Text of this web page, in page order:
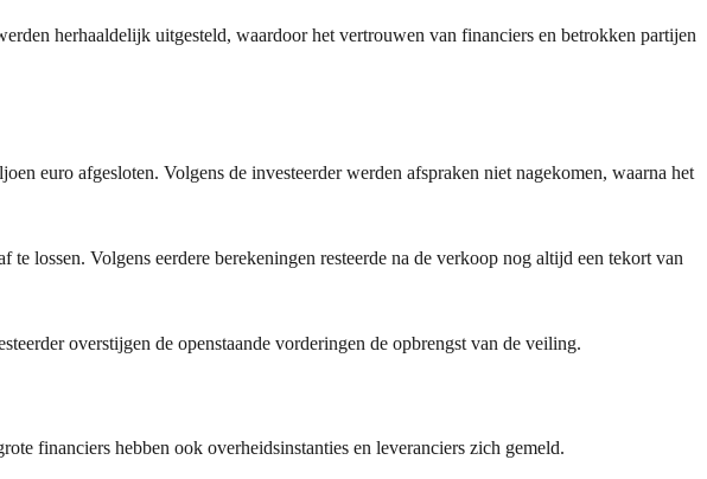
herhaaldelijk uitgesteld, waardoor het vertrouwen van financiers en betrokken partijen
euro afgesloten. Volgens de investeerder werden afspraken niet nagekomen, waarna het
lossen. Volgens eerdere berekeningen resteerde na de verkoop nog altijd een tekort van
overstijgen de openstaande vorderingen de opbrengst van de veiling.
financiers hebben ook overheidsinstanties en leveranciers zich gemeld.